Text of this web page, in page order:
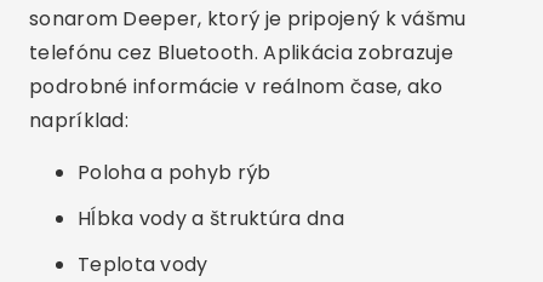
sonarom Deeper, ktorý je pripojený k vášmu
telefónu cez Bluetooth. Aplikácia zobrazuje
podrobné informácie v reálnom čase, ako
napríklad:
Poloha a pohyb rýb
Hĺbka vody a štruktúra dna
Teplota vody